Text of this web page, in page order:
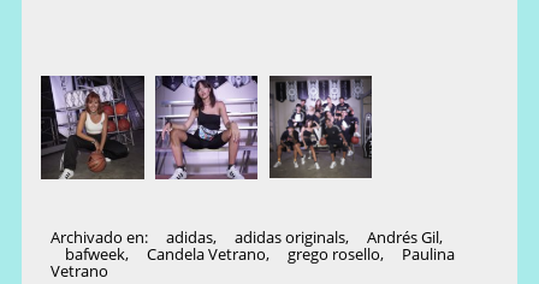
Archivado en: adidas, adidas originals, Andrés Gil,
bafweek, Candela Vetrano, grego rosello, Paulina
Vetrano